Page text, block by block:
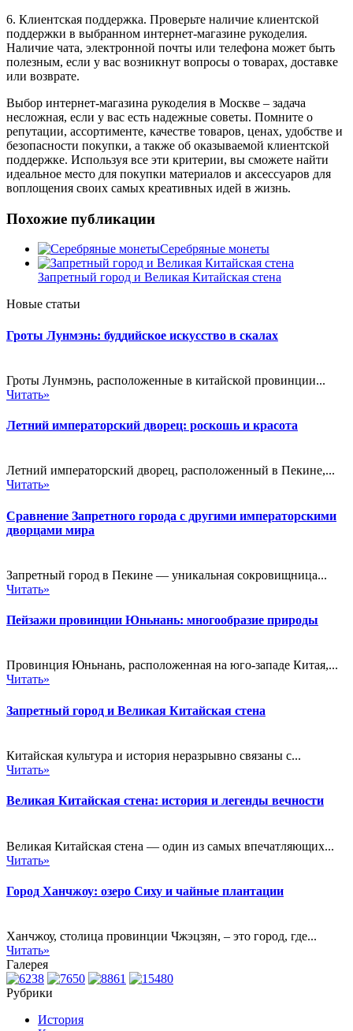
6. Клиентская поддержка. Проверьте наличие клиентской
поддержки в выбранном интернет-магазине рукоделия.
Наличие чата, электронной почты или телефона может быть
полезным, если у вас возникнут вопросы о товарах, доставке
или возврате.
Выбор интернет-магазина рукоделия в Москве – задача
несложная, если у вас есть надежные советы. Помните о
репутации, ассортименте, качестве товаров, ценах, удобстве и
безопасности покупки, а также об оказываемой клиентской
поддержке. Используя все эти критерии, вы сможете найти
идеальное место для покупки материалов и аксессуаров для
воплощения своих самых креативных идей в жизнь.
Похожие публикации
Серебряные монеты
Запретный город и Великая Китайская стена
Новые статьи
Гроты Лунмэнь: буддийское искусство в скалах
Гроты Лунмэнь, расположенные в китайской провинции...
Читать»
Летний императорский дворец: роскошь и красота
Летний императорский дворец, расположенный в Пекине,...
Читать»
Сравнение Запретного города с другими императорскими
дворцами мира
Запретный город в Пекине — уникальная сокровищница...
Читать»
Пейзажи провинции Юньнань: многообразие природы
Провинция Юньнань, расположенная на юго-западе Китая,...
Читать»
Запретный город и Великая Китайская стена
Китайская культура и история неразрывно связаны с...
Читать»
Великая Китайская стена: история и легенды вечности
Великая Китайская стена — один из самых впечатляющих...
Читать»
Город Ханчжоу: озеро Сиху и чайные плантации
Ханчжоу, столица провинции Чжэцзян, – это город, где...
Читать»
Галерея
Рубрики
История